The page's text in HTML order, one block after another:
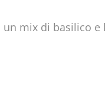
mix di basilico e